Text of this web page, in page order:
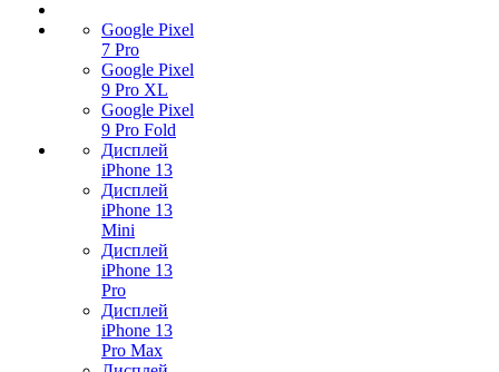
Google Pixel
7 Pro
Google Pixel
9 Pro XL
Google Pixel
9 Pro Fold
Дисплей
iPhone 13
Дисплей
iPhone 13
Mini
Дисплей
iPhone 13
Pro
Дисплей
iPhone 13
Pro Max